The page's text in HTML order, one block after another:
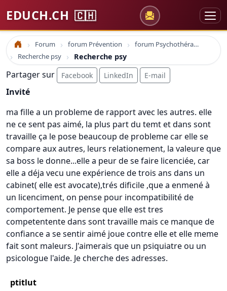
EDUCH.CH 🇨🇭
Accueil Forum forum Prévention
forum Psychothérapie thérapie comportementale
Recherche psy
Recherche psy
Partager sur Facebook LinkedIn E-mail
Invité
ma fille a un probleme de rapport avec les autres. elle
ne ce sent pas aimé, la plus part du temt et dans sont
travaille ça le pose beaucoup de probleme car elle se
compare aux autres, leurs relationement, la valeure que
sa boss le donne...elle a peur de se faire licenciée, car
elle a déja vecu une expérience de trois ans dans un
cabinet( elle est avocate),trés dificile ,que a enmené à
un licenciment, on pense pour incompatibilité de
comportement. Je pense que elle est tres
competentente dans sont travaille mais ce manque de
confiance a se sentir aimé joue contre elle et elle meme
fait sont maleurs. J'aimerais que un psiquiatre ou un
psicologue l'aide. Je cherche des adresses.
ptitlut